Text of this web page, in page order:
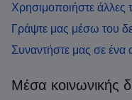
Χρησιμοποιήστε άλλες
Γράψτε μας μέσω του
Συναντήστε μας σε ένα
Μέσα κοινωνικής